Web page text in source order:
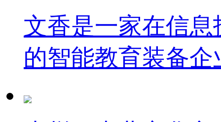
文香是一家在信
的智能教育装备企